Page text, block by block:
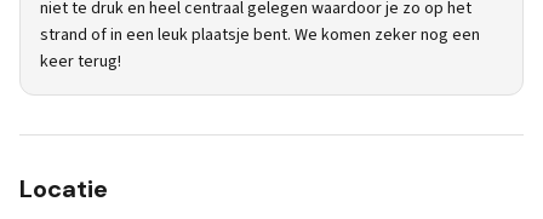
niet te druk en heel centraal gelegen waardoor je zo op het
strand of in een leuk plaatsje bent. We komen zeker nog een
keer terug!
Locatie